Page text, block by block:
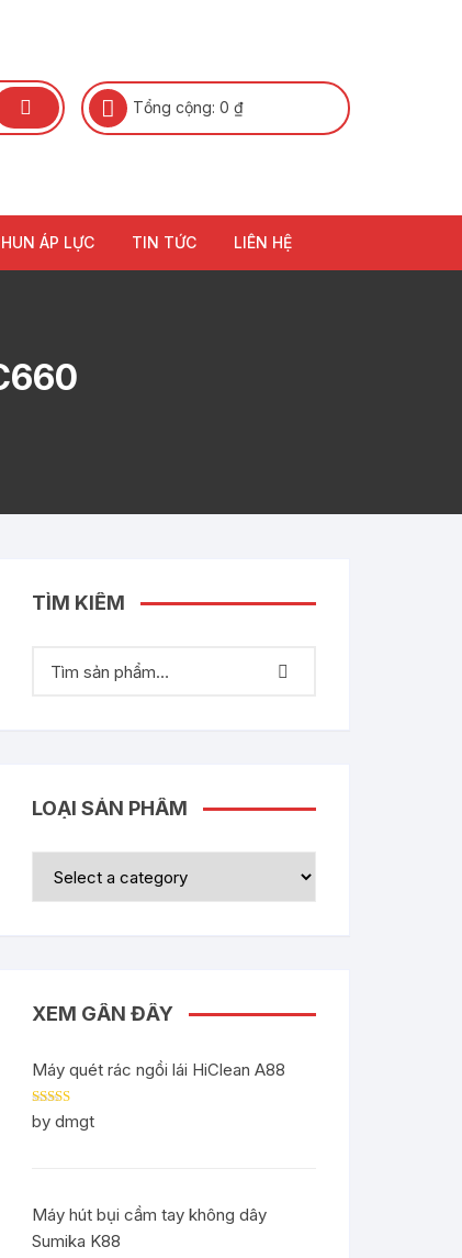
Tổng cộng: 0 ₫
ÁP LỰC TIN TỨC LIÊN HỆ
TÌM KIẾM
LOẠI SẢN PHẨM
XEM GẦN ĐÂY
Máy quét rác ngồi lái HiClean A88
Rated5out
of 5
by dmgt
Máy hút bụi cầm tay không dây
Sumika K88